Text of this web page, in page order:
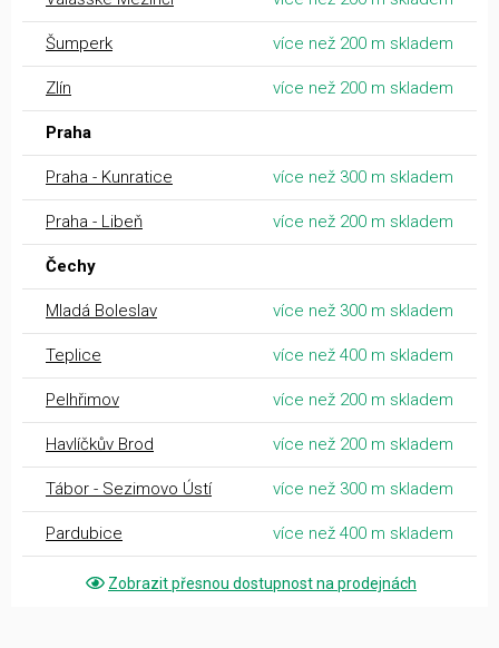
Šumperk více než 200 m skladem
Zlín více než 200 m skladem
Praha
Praha - Kunratice více než 300 m skladem
Praha - Libeň více než 200 m skladem
Čechy
Mladá Boleslav více než 300 m skladem
Teplice více než 400 m skladem
Pelhřimov více než 200 m skladem
Havlíčkův Brod více než 200 m skladem
Tábor - Sezimovo Ústí více než 300 m skladem
Pardubice více než 400 m skladem
Zobrazit přesnou dostupnost na prodejnách